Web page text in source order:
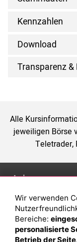
Kennzahlen
Download
Transparenz &
Alle
jeweiligen Börse
Teletrader,
Anlage
Depot eröffnen
Depot vergleichen
Junior Depot
Wir verwenden
Bereiche:
personalisierte
Betrieb der Seite